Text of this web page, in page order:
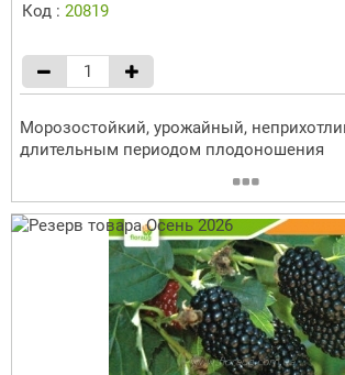
Код : 20819
Морозостойкий, урожайный,
длительным периодом плодоношения